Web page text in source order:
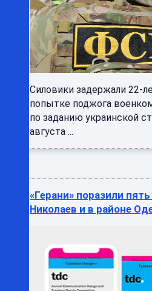
Силовики задержали 22-
попытке поджога
по заданию украинской
августа ...
«Герани» поразили
Николаев и в районе